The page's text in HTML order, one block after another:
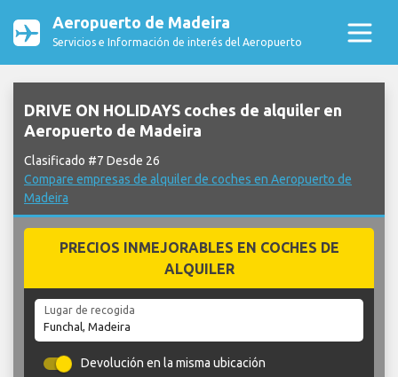
Aeropuerto de Madeira
Servicios e Información de interés del Aeropuerto
DRIVE ON HOLIDAYS coches de alquiler en
Aeropuerto de Madeira
Clasificado #7 Desde 26
Compare empresas de alquiler de coches en Aeropuerto de
Madeira
PRECIOS INMEJORABLES EN COCHES DE
ALQUILER
Lugar de recogida
Devolución en la misma ubicación